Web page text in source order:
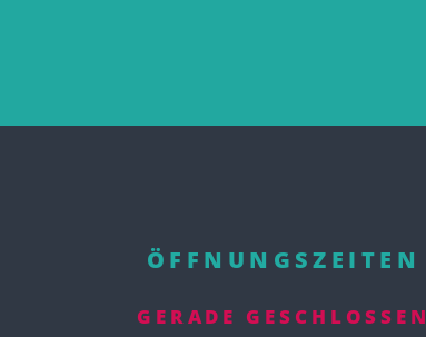
ÖFFNUNGSZEITEN
GERADE GESCHLOSSEN